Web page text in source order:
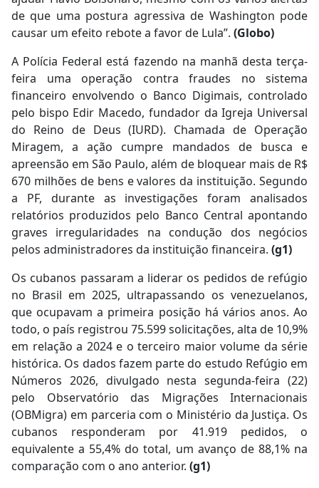
de que uma postura agressiva de Washington pode
causar um efeito rebote a favor de Lula”. (Globo)
A Polícia Federal está fazendo na manhã desta terça-
feira uma operação contra fraudes no sistema
financeiro envolvendo o Banco Digimais, controlado
pelo bispo Edir Macedo, fundador da Igreja Universal
do Reino de Deus (IURD). Chamada de Operação
Miragem, a ação cumpre mandados de busca e
apreensão em São Paulo, além de bloquear mais de R$
670 milhões de bens e valores da instituição. Segundo
a PF, durante as investigações foram analisados
relatórios produzidos pelo Banco Central apontando
graves irregularidades na condução dos negócios
pelos administradores da instituição financeira. (g1)
Os cubanos passaram a liderar os pedidos de refúgio
no Brasil em 2025, ultrapassando os venezuelanos,
que ocupavam a primeira posição há vários anos. Ao
todo, o país registrou 75.599 solicitações, alta de 10,9%
em relação a 2024 e o terceiro maior volume da série
histórica. Os dados fazem parte do estudo Refúgio em
Números 2026, divulgado nesta segunda-feira (22)
pelo Observatório das Migrações Internacionais
(OBMigra) em parceria com o Ministério da Justiça. Os
cubanos responderam por 41.919 pedidos, o
equivalente a 55,4% do total, um avanço de 88,1% na
comparação com o ano anterior. (g1)